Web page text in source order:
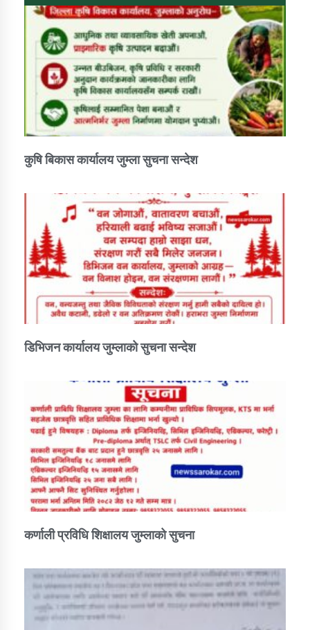
तातोपानी गाउँपालिका जुम्लाको सूचना
कुषि बिकास कार्यालय जुम्ला सुचना सन्देश
डिभिजन कार्यालय जुम्लाको सुचना सन्देश
कर्णाली प्रविधि शिक्षालय जुम्लाको सुचना